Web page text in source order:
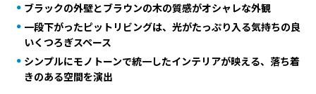
ブラックの外壁とブラウンの木の質感がオシャレな外観
一段下がったピットリビングは、光がたっぷり入る気持ちの良
いくつろぎスペース
シンプルにモノトーンで統一したインテリアが映える、落ち着
きのある空間を演出